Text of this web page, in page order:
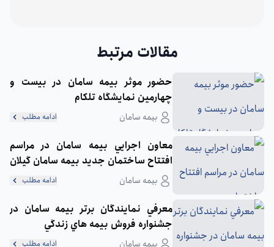
مقالات مرتبط
حضور موثر بيمه سامان در بيست و
چهارمين نمايشگاه تلكام
بیمه سامان ادامه مطلب
معاون اجرايي بيمه سامان در مراسم
افتتاح ساختمان جديد بيمه سامان گيلان
در رشت : بالا بودن ضريب نفوذ بيمه در
گيلان نشان از پتانسيل بالاي اقتصادي
اين استان دارد
بیمه سامان ادامه مطلب
معرفي نمايندگان برتر بيمه سامان در
جشنواره فروش بيمه هاي زندگي
بیمه سامان ادامه مطلب